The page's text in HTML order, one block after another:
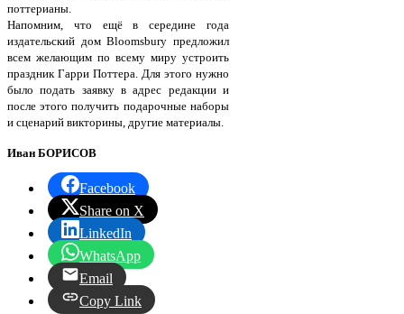
поттерианы.
Напомним, что ещё в середине года
издательский дом Bloomsbury предложил
всем желающим по всему миру устроить
праздник Гарри Поттера. Для этого нужно
было подать заявку в адрес редакции и
после этого получить подарочные наборы
и сценарий викторины, другие материалы.
Иван БОРИСОВ
Facebook
Share on X
LinkedIn
WhatsApp
Email
Copy Link